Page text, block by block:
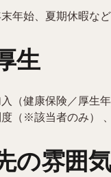
年始、夏期休暇など
生
（健康保険／厚生
（※該当者のみ）
の雰囲